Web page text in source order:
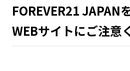
FOREVER21 JAPAN
WEBサイトにご注意